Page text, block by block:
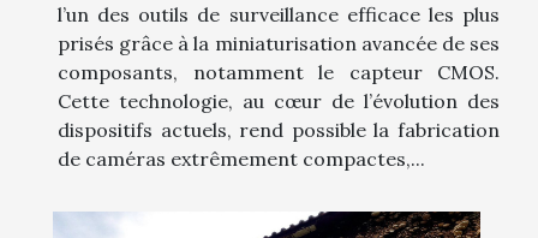
l’un des outils de surveillance efficace les plus
prisés grâce à la miniaturisation avancée de ses
composants, notamment le capteur CMOS.
Cette technologie, au cœur de l’évolution des
dispositifs actuels, rend possible la fabrication
de caméras extrêmement compactes,...